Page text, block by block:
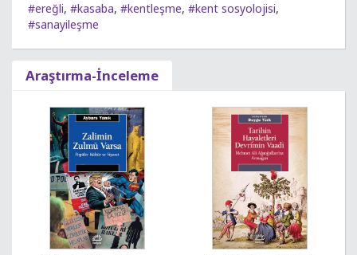
#ereğli, #kasaba, #kentleşme, #kent sosyolojisi,
#sanayileşme
Araştırma-İnceleme